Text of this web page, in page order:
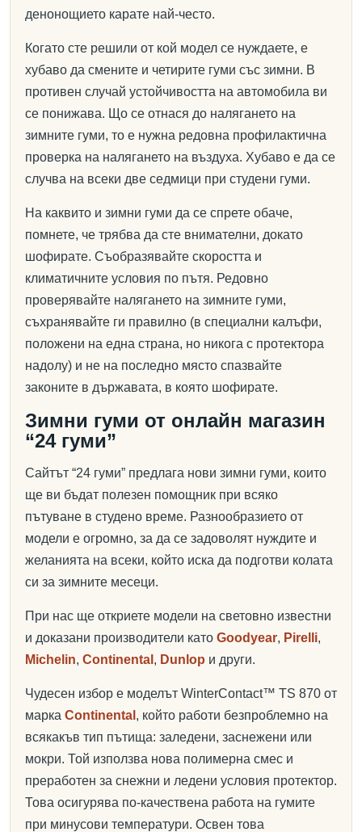
денонощието карате най-често.
Когато сте решили от кой модел се нуждаете, е
хубаво да смените и четирите гуми със зимни. В
противен случай устойчивостта на автомобила ви
се понижава. Що се отнася до налягането на
зимните гуми, то е нужна редовна профилактична
проверка на налягането на въздуха. Хубаво е да се
случва на всеки две седмици при студени гуми.
На каквито и зимни гуми да се спрете обаче,
помнете, че трябва да сте внимателни, докато
шофирате. Съобразявайте скоростта и
климатичните условия по пътя. Редовно
проверявайте налягането на зимните гуми,
съхранявайте ги правилно (в специални калъфи,
положени на една страна, но никога с протектора
надолу) и не на последно място спазвайте
законите в държавата, в която шофирате.
Зимни гуми от онлайн магазин
“24 гуми”
Сайтът “24 гуми” предлага нови зимни гуми, които
ще ви бъдат полезен помощник при всяко
пътуване в студено време. Разнообразието от
модели е огромно, за да се задоволят нуждите и
желанията на всеки, който иска да подготви колата
си за зимните месеци.
При нас ще откриете модели на световно известни
и доказани производители като Goodyear, Pirelli,
Michelin, Continental , Dunlop и други.
Чудесен избор е моделът WinterContact™ TS 870 от
марка Continental , който работи безпроблемно на
всякакъв тип пътища: заледени, заснежени или
мокри. Той използва нова полимерна смес и
преработен за снежни и ледени условия протектор.
Това осигурява по-качествена работа на гумите
при минусови температури. Освен това